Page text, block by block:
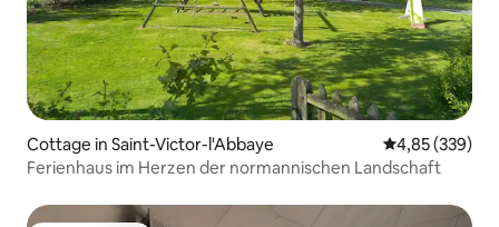
Cottage in Saint-Victor-l'Abbaye
4,85 (339)
Ferienhaus im Herzen der normannischen Landschaft